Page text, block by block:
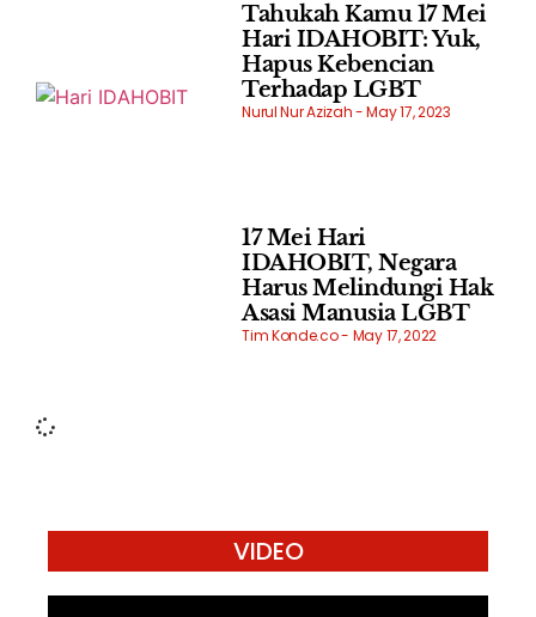
Tahukah Kamu 17 Mei
Hari IDAHOBIT: Yuk,
Hapus Kebencian
Terhadap LGBT
Nurul Nur Azizah May 17, 2023
17 Mei Hari
IDAHOBIT, Negara
Harus Melindungi Hak
Asasi Manusia LGBT
Tim Konde.co May 17, 2022
VIDEO